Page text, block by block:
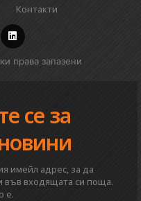
Контакти
права запазени
се за
имейл адрес, за да
във входящата си поща.
е.